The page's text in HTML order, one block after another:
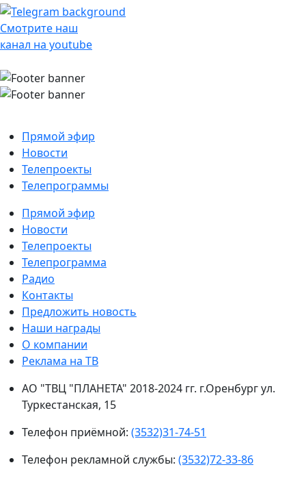
Смотрите наш
канал на youtube
Прямой эфир
Новости
Телепроекты
Телепрограммы
Прямой эфир
Новости
Телепроекты
Телепрограмма
Радио
Контакты
Предложить новость
Наши награды
О компании
Реклама на ТВ
АО "ТВЦ "ПЛАНЕТА" 2018-2024 гг. г.Оренбург ул.
Туркестанская, 15
Телефон приёмной: (3532)31-74-51
Телефон рекламной службы: (3532)72-33-86